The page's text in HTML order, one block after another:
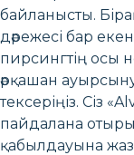
байланысты.
дәрежесі бар
пирсингтің осы
әрқашан
тексеріңіз. Сіз
пайдалана
қабылдауына